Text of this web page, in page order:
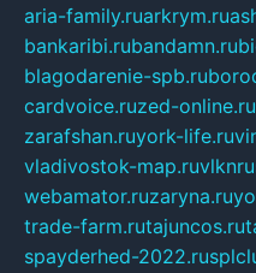
aria-family.ruarkrym.ru
bankaribi.rubandamn.ru
blagodarenie-spb.ru
cardvoice.ruzed-online.ru
zarafshan.ruyork-life.ru
vladivostok-map.ru
webamator.ruzaryna.ru
trade-farm.rutajuncos.ru
spayderhed-2022.ru